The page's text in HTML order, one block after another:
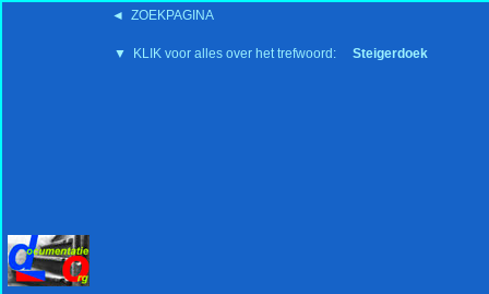
◄ ZOEKPAGINA
▼ KLIK voor alles over het trefwoord: Steigerdoek
'15:19 19-2-2008